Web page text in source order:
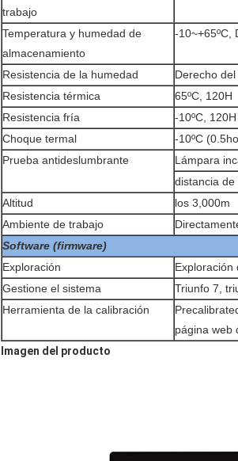
trabajo
Temperatura y humedad de
almacenamiento
-10~+65ºC,
Resistencia de la humedad
Derecho
Resistencia térmica
65ºC, 120H
Resistencia fría
-10ºC, 120H
Choque termal
-10ºC
Prueba antideslumbrante
Lámpara
distancia
Altitud
los 3,000m
Ambiente de trabajo
Software (firmware)
Exploración
Exploración
Gestione el sistema
Triunfo 7,
Herramienta de la calibración
página web
Imagen del producto